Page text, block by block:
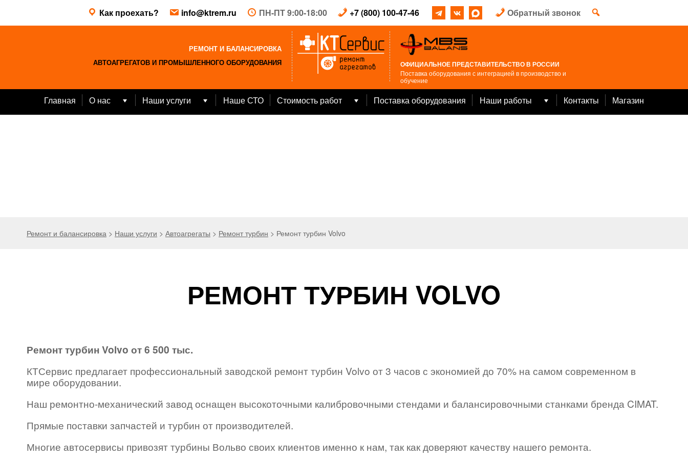
content
Как проехать? info@ktrem.ru ПН-ПТ 9:00-18:00 +7 (800) 100-47-46 Обратный звонок
РЕМОНТ И БАЛАНСИРОВКА
АВТОАГРЕГАТОВ И ПРОМЫШЛЕННОГО ОБОРУДОВАНИЯ
ОФИЦИАЛЬНОЕ ПРЕДСТАВИТЕЛЬСТВО В РОССИИ
Поставка оборудования с интеграцией в производство и
обучение
Главная О нас
Open
Наши услуги
Open
Наше СТО Стоимость работ
Open
Поставка оборудования Наши работы
Open
Контакты Магазин
Ремонт и балансировка > Наши услуги > Автоагрегаты > Ремонт турбин > Ремонт турбин Volvo
РЕМОНТ ТУРБИН VOLVO
Ремонт турбин Volvo от 6 500 тыс.
КТСервис предлагает профессиональный заводской ремонт турбин Volvo от 3 часов с экономией до 70% на самом современном в
мире оборудовании.
Наш ремонтно-механический завод оснащен высокоточными калибровочными стендами и балансировочными станками бренда CIMAT.
Прямые поставки запчастей и турбин от производителей.
Многие автосервисы привозят турбины Вольво своих клиентов именно к нам, так как доверяют качеству нашего ремонта.